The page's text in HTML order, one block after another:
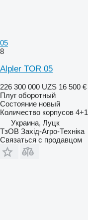
05
8
Alpler TOR 05
226 300 000 UZS 16 500 €
Плуг оборотный
Состояние новый
Количество корпусов 4+1
Украина, Луцк
ТзОВ Захід-Агро-Техніка
Связаться с продавцом